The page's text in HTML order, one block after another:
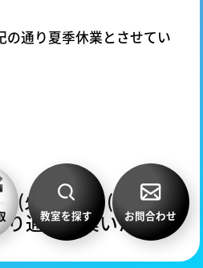
教室を探す お問合わせ
の通り夏季休業とさせてい
火)～16日(土)
通常営業いたしま